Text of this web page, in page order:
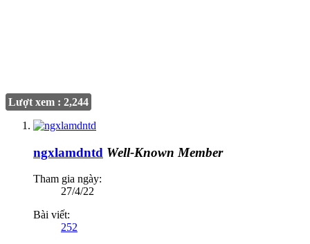
Lượt xem : 2,244
ngxlamdntd Well-Known Member
Tham gia ngày:
27/4/22
Bài viết:
252